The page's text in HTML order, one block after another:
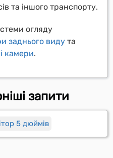
та іншого транспорту.
огляду
заднього виду та
камери.
запити
5 дюймів